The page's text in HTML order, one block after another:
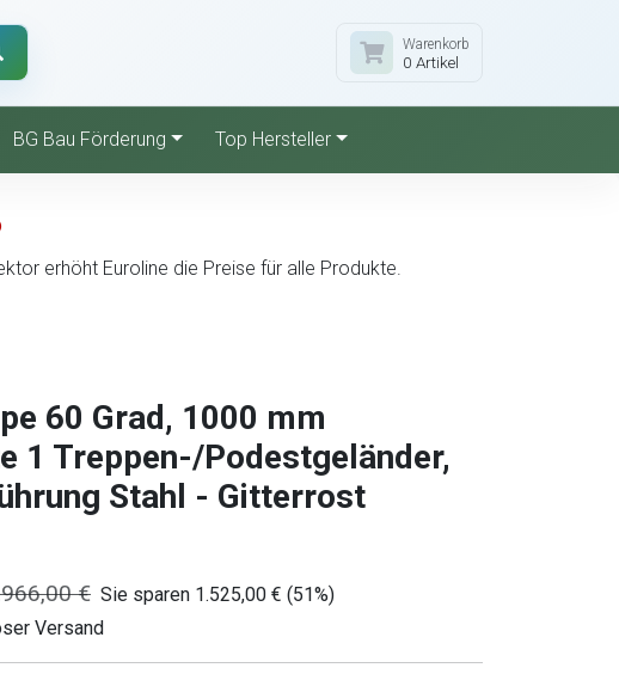
Warenkorb
0 Artikel
BG Bau Förderung Top Hersteller
erhöht Euroline die Preise für alle Produkte.
60 Grad, 1000 mm
1 Treppen-/Podestgeländer,
Stahl - Gitterrost
€ Sie sparen 1.525,00 € (51%)
Versand